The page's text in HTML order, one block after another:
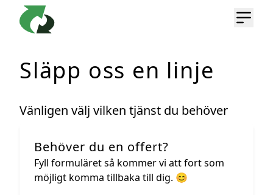
Släpp oss en linje
Vänligen välj vilken tjänst du behöver
Behöver du en offert?
Fyll formuläret så kommer vi att fort som
möjligt komma tillbaka till dig. 😊